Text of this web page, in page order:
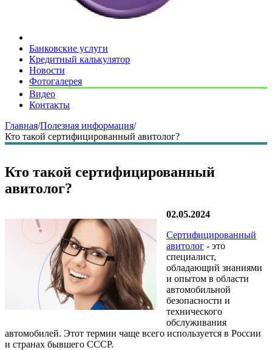
Банковские услуги
Кредитный калькулятор
Новости
Фотогалерея
Видео
Контакты
Главная/Полезная информация/
Кто такой сертифицированный авитолог?
Кто такой сертифицированный
авитолог?
02.05.2024
Сертифицированный
авитолог - это
специалист,
обладающий знаниями
и опытом в области
автомобильной
безопасности и
технического
обслуживания
автомобилей. Этот термин чаще всего используется в России
и странах бывшего СССР.